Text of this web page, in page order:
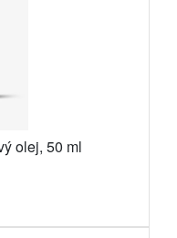
olej, 50 ml